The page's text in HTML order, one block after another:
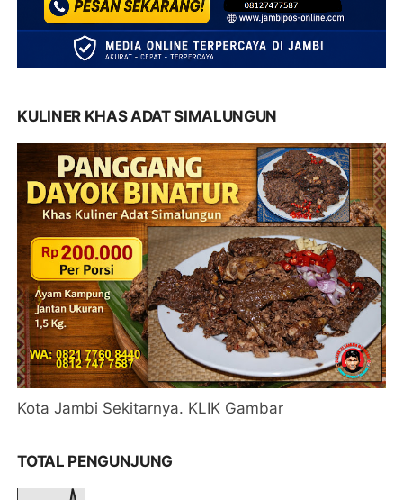
KULINER KHAS ADAT SIMALUNGUN
Kota Jambi Sekitarnya. KLIK Gambar
TOTAL PENGUNJUNG